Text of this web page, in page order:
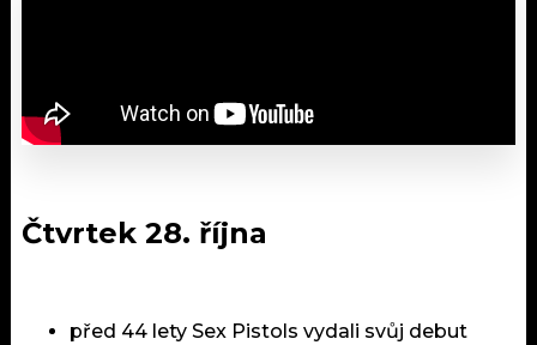
Čtvrtek 28. října
před 44 lety Sex Pistols vydali svůj debut